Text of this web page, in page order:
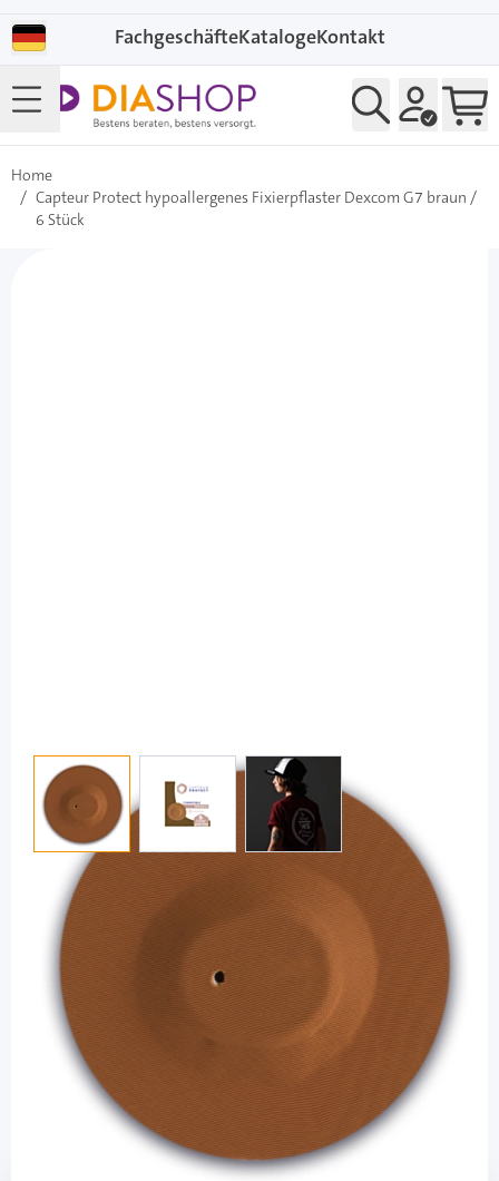
FachgeschäfteKatalogeKontakt
Home
/ Capteur Protect hypoallergenes Fixierpflaster Dexcom G7 braun /
6 Stück
View larger imageView larger imageView larger image
Capteur
Capteur Protect hypoallergenes
Fixierpflaster Dexcom G7 braun / 6
Stück
PZN: 20203834 / Diashop.de Kat.-Nr. 116208
sofort verfügbar
Lieferzeit 1-3 Werktage
Mehr über das Produkt